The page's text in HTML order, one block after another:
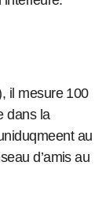
il mesure 100
dans la
au
d’amis au